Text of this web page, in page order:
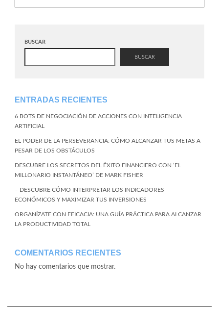
BUSCAR
BUSCAR
ENTRADAS RECIENTES
6 BOTS DE NEGOCIACIÓN DE ACCIONES CON INTELIGENCIA
ARTIFICIAL
EL PODER DE LA PERSEVERANCIA: CÓMO ALCANZAR TUS METAS A
PESAR DE LOS OBSTÁCULOS
DESCUBRE LOS SECRETOS DEL ÉXITO FINANCIERO CON ‘EL
MILLONARIO INSTANTÁNEO’ DE MARK FISHER
– DESCUBRE CÓMO INTERPRETAR LOS INDICADORES
ECONÓMICOS Y MAXIMIZAR TUS INVERSIONES
ORGANÍZATE CON EFICACIA: UNA GUÍA PRÁCTICA PARA ALCANZAR
LA PRODUCTIVIDAD TOTAL
COMENTARIOS RECIENTES
No hay comentarios que mostrar.